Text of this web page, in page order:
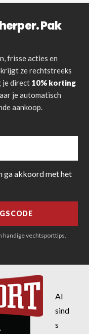
Pak
frisse acties en
ze rechtstreeks
je direct 10% korting
je automatisch
aankoop.
ga akkoord met het
handige vechtsporttips.
Al
sind
s